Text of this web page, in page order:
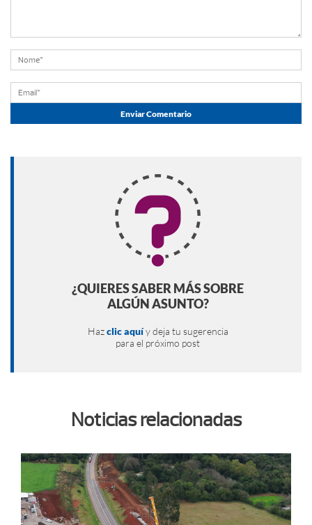
¿QUIERES SABER MÁS SOBRE
ALGÚN ASUNTO?
Hazclic aquíy deja tu sugerencia
para el próximo post
Noticias relacionadas